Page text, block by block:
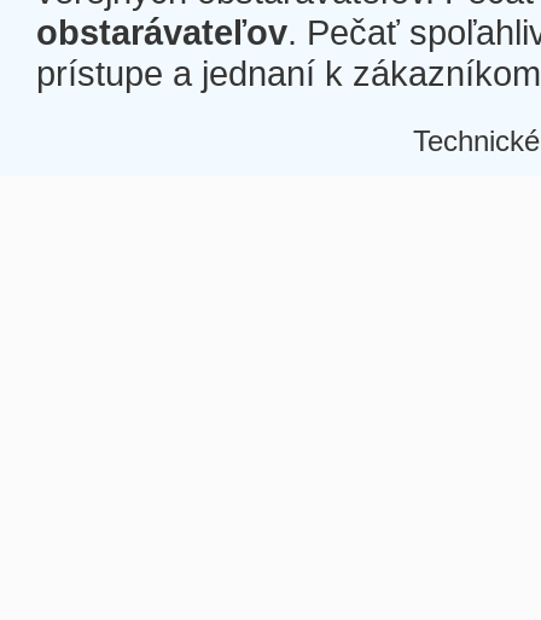
obstarávateľov. Pečať
prístupe a jednaní k